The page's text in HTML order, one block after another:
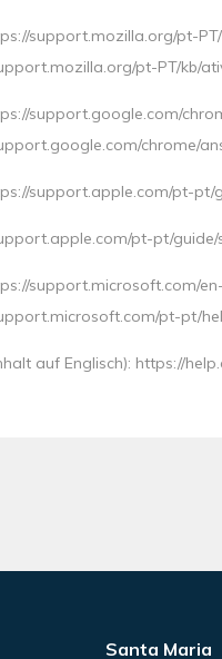
support.mozilla.org/pt-
pt-PT/
support.google.com/
chrome/
support.apple.com/pt-
pt-pt/
support.microsoft.com/
pt-pt/
auf Englisch): https://
Santa Maria